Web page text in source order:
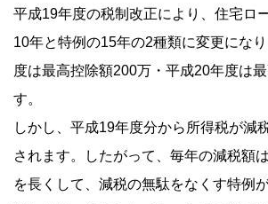
平成19年度の税制改正により、住宅ロ
10年と特例の15年の2種類に変更にな
度は最高控除額200万・平成20年度は
す。
しかし、平成19年度分から所得税が減
されます。したがって、毎年の減税額
を長くして、減税の無駄をなくす特例